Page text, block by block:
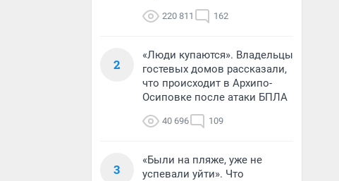
220 811 162
2
«Люди купаются». Владельцы
гостевых домов рассказали,
что происходит в Архипо-
Осиповке после атаки БПЛА
40 696 109
3
«Были на пляже, уже не
успевали уйти». Что